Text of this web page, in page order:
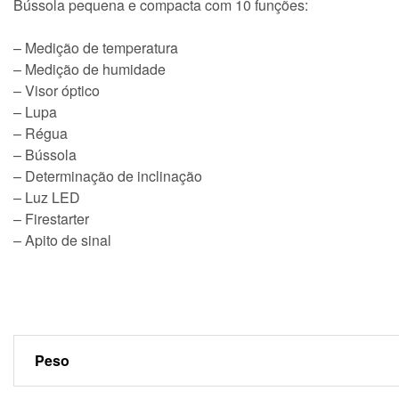
Bússola pequena e compacta com 10 funções:
– Medição de temperatura
– Medição de humidade
– Visor óptico
– Lupa
– Régua
– Bússola
– Determinação de inclinação
– Luz LED
– Firestarter
– Apito de sinal
Peso